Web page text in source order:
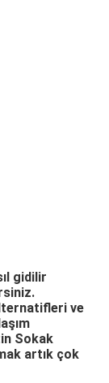
gidilir
ve
Sokak
artık çok